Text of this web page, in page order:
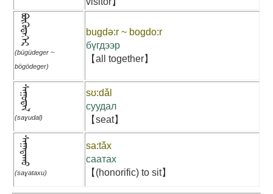
ᠪᠦᠭᠦᠳᠡᠭᠡᠷ
(bügüdeger ~
bögödeger)
bugdə:r ~ bogdo:r
бүгдээр
【all together】
ᠰᠠᠭᠣᠳᠠᠯ
(saɣudal)
sʊ:dǎl
суудал
【seat】
ᠰᠠᠭᠠᠲᠠᠬᠤ
(saɣataxu)
sa:tǎx
саатах
【(honorific) to sit】